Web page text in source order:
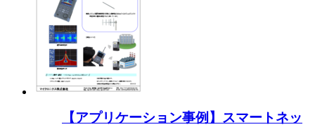
【アプリケーション事例】スマートネッ